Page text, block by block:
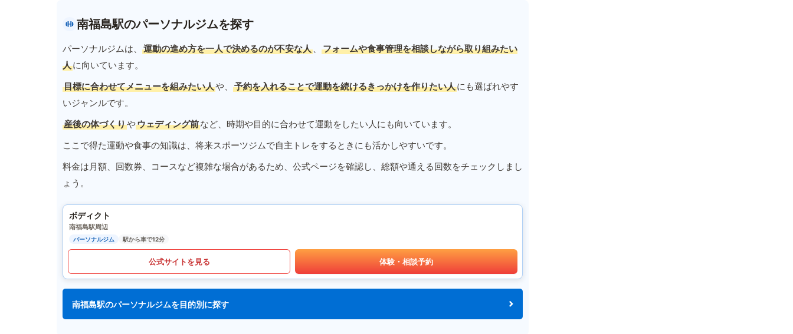
南福島駅のパーソナルジムを探す
パーソナルジムは、 運動の進め方を一人で決めるのが不安な人 、
フォームや食事管理を相談しながら取り組みたい
人に向いています。
目標に合わせてメニューを組みたい人や、 予約を入れることで運動を続けるきっかけを作りたい人にも選ばれやす
いジャンルです。
産後の体づくりやウェディング前など、時期や目的に合わせて運動をしたい人にも向いています。
ここで得た運動や食事の知識は、将来スポーツジムで自主トレをするときにも活かしやすいです。
料金は月額、回数券、コースなど複雑な場合があるため、公式ページを確認し、総額や通える回数をチェックしまし
ょう。
ボディクト
南福島駅周辺
パーソナルジム 駅から車で12分
公式サイトを見る 体験・相談予約
南福島駅のパーソナルジムを目的別に探す